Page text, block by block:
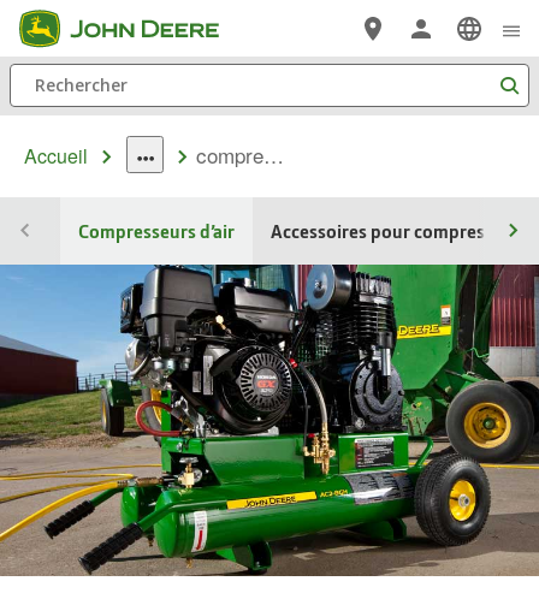
Passer au contenu principal
Rechercher
Accueil
dropdown
compresseurs air
Compresseurs d’air Accessoires pour compresseurs